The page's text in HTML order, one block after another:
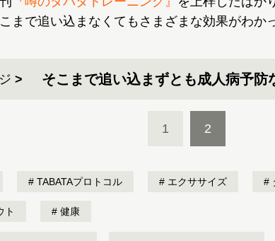
まで追い込まなくてもさまざまな効果がわか
そこまで追い込まずとも成人病予防
1 2
TABATAプロトコル エクササイズ
ト 健康